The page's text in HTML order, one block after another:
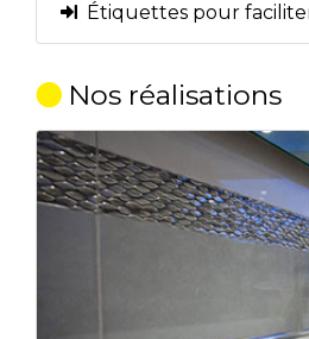
Étiquettes pour
Nos réalisations